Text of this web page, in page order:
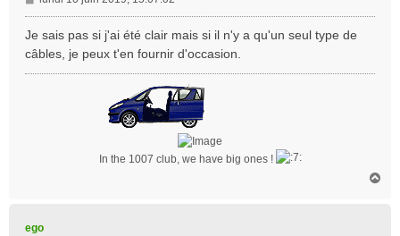
e
s
s
Je sais pas si j'ai été clair mais si il n'y a qu'un seul type de
câbles, je peux t'en fournir d'occasion.
In the 1007 club, we have big ones !
ego